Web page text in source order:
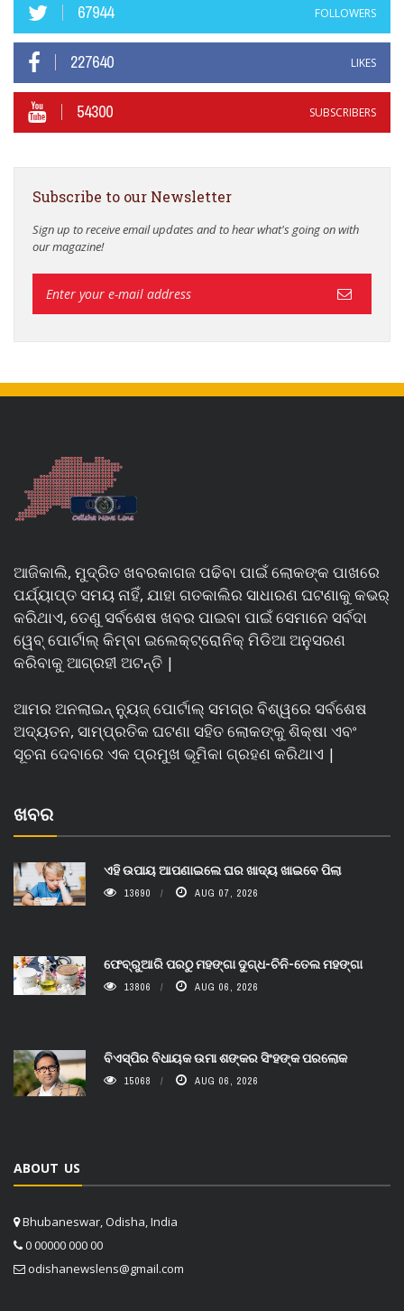
67944 FOLLOWERS
227640 LIKES
54300 SUBSCRIBERS
Subscribe to our Newsletter
Sign up to receive email updates and to hear what's going on with
our magazine!
ଆଜିକାଲି, ମୁଦ୍ରିତ ଖବରକାଗଜ ପଢିବା ପାଇଁ ଲୋକଙ୍କ ପାଖରେ
ପର୍ଯ୍ୟାପ୍ତ ସମୟ ନାହିଁ, ଯାହା ଗତକାଲିର ସାଧାରଣ ଘଟଣାକୁ କଭର୍
କରିଥାଏ, ତେଣୁ ସର୍ବଶେଷ ଖବର ପାଇବା ପାଇଁ ସେମାନେ ସର୍ବଦା
ୱେବ୍ ପୋର୍ଟାଲ୍ କିମ୍ବା ଇଲେକ୍ଟ୍ରୋନିକ୍ ମିଡିଆ ଅନୁସରଣ
କରିବାକୁ ଆଗ୍ରହୀ ଅଟନ୍ତି |
ଆମର ଅନଲାଇନ୍ ନ୍ୟୁଜ୍ ପୋର୍ଟାଲ୍ ସମଗ୍ର ବିଶ୍ୱରେ ସର୍ବଶେଷ
ଅଦ୍ୟତନ, ସାମ୍ପ୍ରତିକ ଘଟଣା ସହିତ ଲୋକଙ୍କୁ ଶିକ୍ଷା ଏବଂ
ସୂଚନା ଦେବାରେ ଏକ ପ୍ରମୁଖ ଭୂମିକା ଗ୍ରହଣ କରିଥାଏ |
ଖବର
ଏହି ଉପାୟ ଆପଣାଇଲେ ଘର ଖାଦ୍ୟ ଖାଇବେ ପିଲା
13690 AUG 07, 2026
ଫେବ୍ରୁଆରି ପରଠୁ ମହଙ୍ଗା ଦୁଗ୍ଧ-ଚିନି-ତେଲ ମହଙ୍ଗା
13806 AUG 06, 2026
ବିଏସ୍‌ପିର ବିଧାୟକ ଉମା ଶଙ୍କର ସିଂହଙ୍କ ପରଲୋକ
15068 AUG 06, 2026
ABOUT US
Bhubaneswar, Odisha, India
0 00000 000 00
odishanewslens@gmail.com